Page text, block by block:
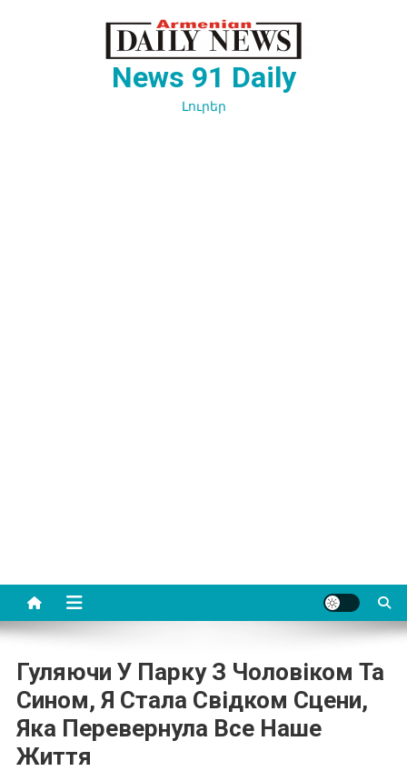
News 91 Daily
Լուրեր
Гуляючи У Парку З Чоловіком Та
Сином, Я Стала Свідком Сцени,
Яка Перевернула Все Наше
Життя